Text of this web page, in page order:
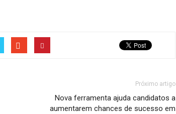
Próximo artigo
Nova ferramenta ajuda candidatos a
aumentarem chances de sucesso em